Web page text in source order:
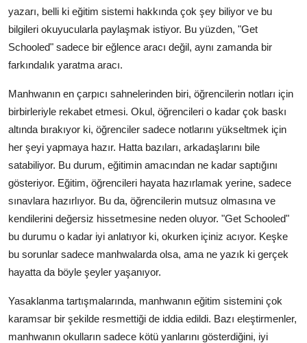
yazarı, belli ki eğitim sistemi hakkında çok şey biliyor ve bu
bilgileri okuyucularla paylaşmak istiyor. Bu yüzden, "Get
Schooled" sadece bir eğlence aracı değil, aynı zamanda bir
farkındalık yaratma aracı.
Manhwanın en çarpıcı sahnelerinden biri, öğrencilerin notları için
birbirleriyle rekabet etmesi. Okul, öğrencileri o kadar çok baskı
altında bırakıyor ki, öğrenciler sadece notlarını yükseltmek için
her şeyi yapmaya hazır. Hatta bazıları, arkadaşlarını bile
satabiliyor. Bu durum, eğitimin amacından ne kadar saptığını
gösteriyor. Eğitim, öğrencileri hayata hazırlamak yerine, sadece
sınavlara hazırlıyor. Bu da, öğrencilerin mutsuz olmasına ve
kendilerini değersiz hissetmesine neden oluyor. "Get Schooled"
bu durumu o kadar iyi anlatıyor ki, okurken içiniz acıyor. Keşke
bu sorunlar sadece manhwalarda olsa, ama ne yazık ki gerçek
hayatta da böyle şeyler yaşanıyor.
Yasaklanma tartışmalarında, manhwanın eğitim sistemini çok
karamsar bir şekilde resmettiği de iddia edildi. Bazı eleştirmenler,
manhwanın okulların sadece kötü yanlarını gösterdiğini, iyi